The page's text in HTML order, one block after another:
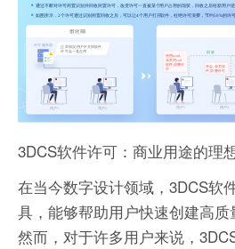
3DCS软件许可：商业用途的理
在当今数字设计领域，3DCS软
具，能够帮助用户快速创建高质
然而，对于许多用户来说，